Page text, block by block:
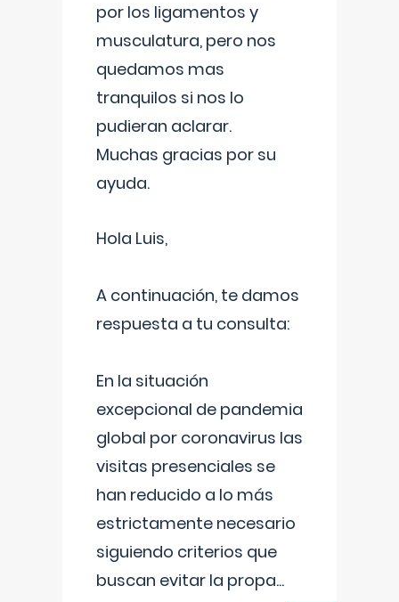
por los ligamentos y
musculatura, pero nos
quedamos mas
tranquilos si nos lo
pudieran aclarar.
Muchas gracias por su
ayuda.
Hola Luis,
A continuación, te damos
respuesta a tu consulta:
En la situación
excepcional de pandemia
global por coronavirus las
visitas presenciales se
han reducido a lo más
estrictamente necesario
siguiendo criterios que
buscan evitar la propa...